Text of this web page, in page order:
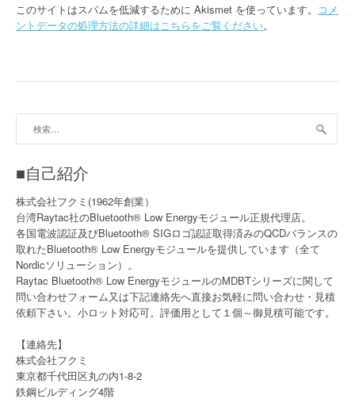
このサイトはスパムを低減するために Akismet を使っています。 コメ
ントデータの処理方法の詳細はこちらをご覧ください。
■自己紹介
株式会社フクミ(1962年創業）
台湾Raytac社のBluetooth® Low Energyモジュール正規代理店。
各国電波認証及びBluetooth® SIGロゴ認証取得済みのQCDバランスの
取れたBluetooth® Low Energyモジュールを提供しています（全て
Nordicソリューション）。
Raytac Bluetooth® Low EnergyモジュールのMDBTシリーズに関して
問い合わせフォーム又は下記連絡先へ直接お気軽に問い合わせ・見積
依頼下さい。小ロット対応可。評価用として１個～御見積可能です。
【連絡先】
株式会社フクミ
東京都千代田区丸の内1-8-2
鉄鋼ビルディング4階